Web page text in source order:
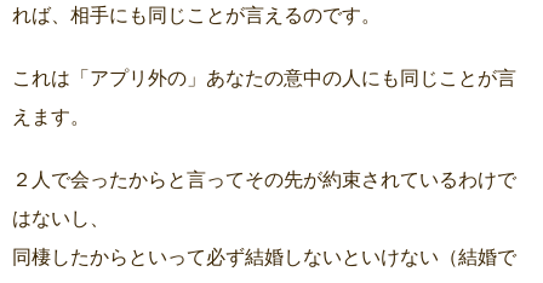
れば、相手にも同じことが言えるのです。
これは「アプリ外の」あなたの意中の人にも同じことが言
えます。
２人で会ったからと言ってその先が約束されているわけで
はないし、
同棲したからといって必ず結婚しないといけない（結婚で